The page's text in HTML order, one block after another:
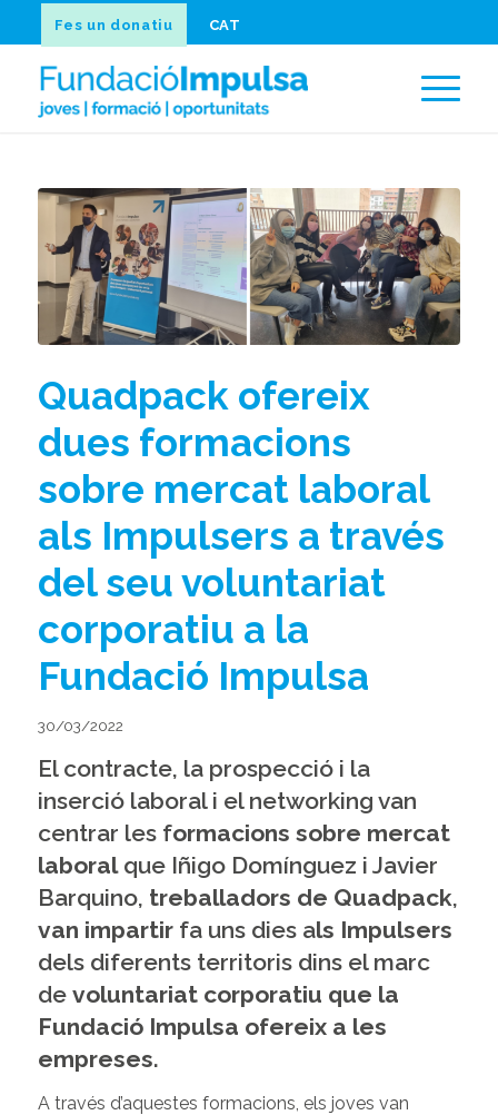
Fes un donatiu CAT
Quadpack ofereix
dues formacions
sobre mercat laboral
als Impulsers a través
del seu voluntariat
corporatiu a la
Fundació Impulsa
30/03/2022
El contracte, la prospecció i la
inserció laboral i el networking van
centrar les formacions sobre mercat
laboralque Iñigo Domínguez i Javier
Barquino, treballadors de Quadpack,
van impartirfa uns dies als Impulsers
dels diferents territoris dins el marc
de voluntariat corporatiu que la
Fundació Impulsa ofereix a les
empreses.
A través d’aquestes formacions, els joves van